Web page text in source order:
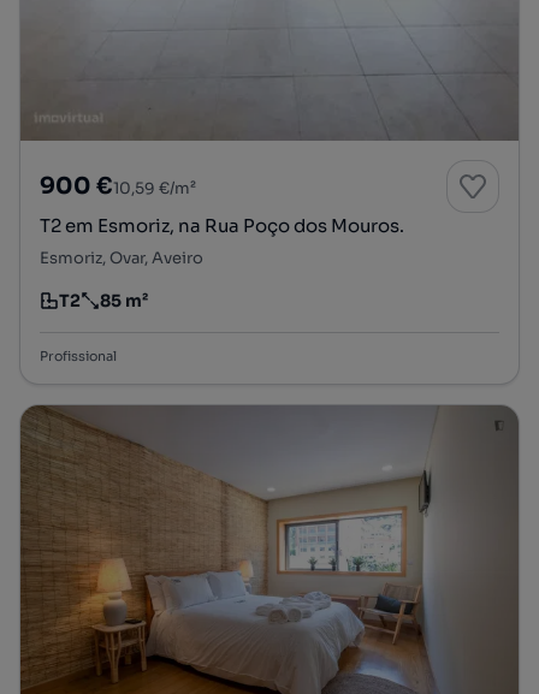
900 €10,59 €/m²
T2 em Esmoriz, na Rua Poço dos Mouros.
Esmoriz, Ovar, Aveiro
Tipologia
T2
Preço por metro quadrado
85 m²
Profissional